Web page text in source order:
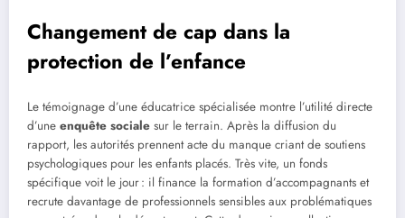
Changement de cap dans la
protection de l’enfance
Le témoignage d’une éducatrice spécialisée montre l’utilité directe
d’une enquête sociale sur le terrain. Après la diffusion du
rapport, les autorités prennent acte du manque criant de soutiens
psychologiques pour les enfants placés. Très vite, un fonds
spécifique voit le jour : il finance la formation d’accompagnants et
recrute davantage de professionnels sensibles aux problématiques